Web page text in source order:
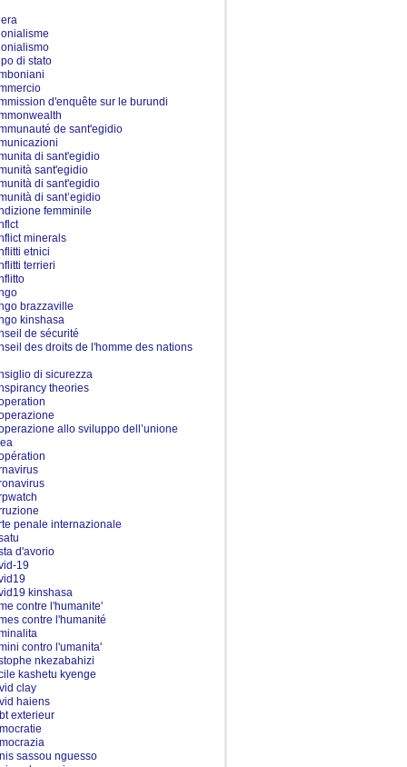
di stato
d'enquête sur le burundi
de sant'egidio
di sant'egidio
sant'egidio
di sant'egidio
di sant’egidio
femminile
minerals
etnici
terrieri
brazzaville
kinshasa
de sécurité
des droits de l'homme des nations
di sicurezza
theories
allo sviluppo dell’unione
penale internazionale
d'avorio
19
kinshasa
contre l'humanite'
contre l'humanité
contro l'umanita'
nkezabahizi
kashetu kyenge
clay
haiens
exterieur
sassou nguesso